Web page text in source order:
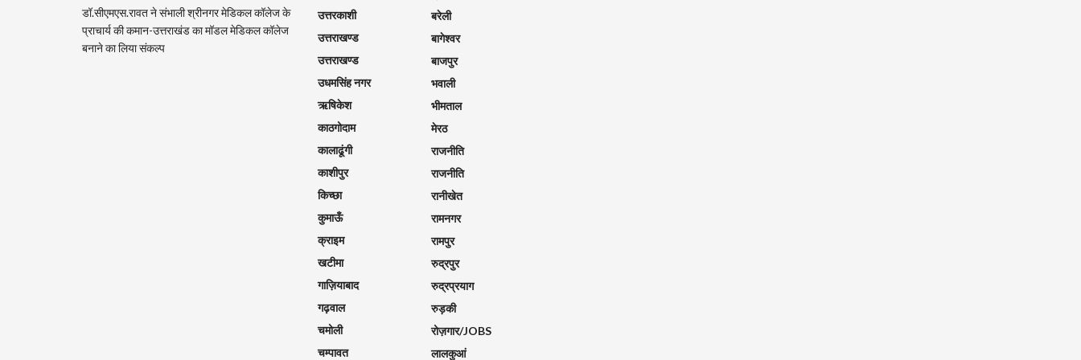
डॉ.सीएमएस.रावत ने संभाली श्रीनगर मेडिकल कॉलेज के
प्राचार्य की कमान-उत्तराखंड का मॉडल मेडिकल कॉलेज
बनाने का लिया संकल्प
उत्तरकाशी
उत्तराखण्ड
उत्तराखण्ड
उधमसिंह नगर
ऋषिकेश
काठगोदाम
कालाढूंगी
काशीपुर
किच्छा
कुमाऊँ
क्राइम
खटीमा
गाज़ियाबाद
गढ़वाल
चमोली
चम्पावत
बरेली
बागेश्वर
बाजपुर
भवाली
भीमताल
मेरठ
राजनीति
राजनीति
रानीखेत
रामनगर
रामपुर
रुद्रपुर
रुद्रप्रयाग
रुड़की
रोज़गार/JOBS
लालकुआं